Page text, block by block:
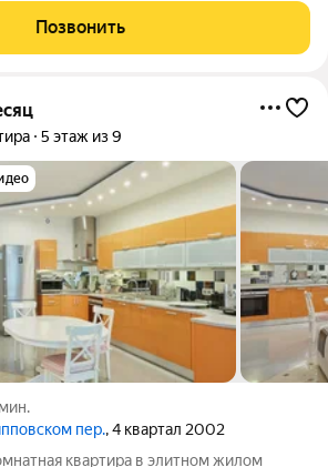
в современном стиле с
Позвонить
5 этаж из 9
пер., 4 квартал 2002
квартира в элитном жилом